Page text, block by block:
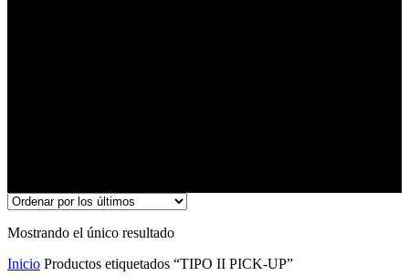
Mostrando el único resultado
Inicio Productos etiquetados “TIPO II PICK-UP”